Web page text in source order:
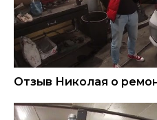
Отзыв Николая о